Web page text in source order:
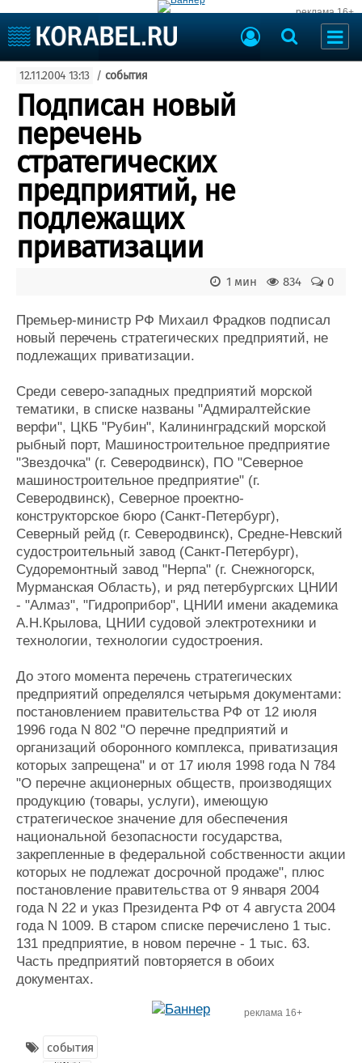
реклама 16+
Судоходство
Судоремонт
События
Пресс-релизы
Порты
Рыболовство
ВМФ
Образование
Яхты и катера
Еще
Судостроение
Пульс
Репутация
Работа
Крюинг
Реклама
Торговая площадка
Доска объявлений
Продажа флота
Изделия
Материалы
Услуги
Конференции
Выставки и семинары
Личности
Словарь
Флот
Галерея флота
Форум
Отзывы
Все службы
12.11.2004 13:13 / события
Подписан новый
перечень
стратегических
предприятий, не
подлежащих
приватизации
0
834
1 мин
Премьер-министр РФ Михаил Фрадков подписал
новый перечень стратегических предприятий, не
подлежащих приватизации.
Среди северо-западных предприятий морской
тематики, в списке названы "Адмиралтейские
верфи", ЦКБ "Рубин", Калининградский морской
рыбный порт, Машиностроительное предприятие
"Звездочка" (г. Северодвинск), ПО "Северное
машиностроительное предприятие" (г.
Северодвинск), Северное проектно-
конструкторское бюро (Санкт-Петербург),
Северный рейд (г. Северодвинск), Средне-Невский
судостроительный завод (Санкт-Петербург),
Судоремонтный завод "Нерпа" (г. Снежногорск,
Мурманская Область), и ряд петербургских ЦНИИ
- "Алмаз", "Гидроприбор", ЦНИИ имени академика
А.Н.Крылова, ЦНИИ судовой электротехники и
технологии, технологии судостроения.
До этого момента перечень стратегических
предприятий определялся четырьмя документами:
постановлением правительства РФ от 12 июля
1996 года N 802 "О перечне предприятий и
организаций оборонного комплекса, приватизация
которых запрещена" и от 17 июля 1998 года N 784
"О перечне акционерных обществ, производящих
продукцию (товары, услуги), имеющую
стратегическое значение для обеспечения
национальной безопасности государства,
закрепленные в федеральной собственности акции
которых не подлежат досрочной продаже", плюс
постановление правительства от 9 января 2004
года N 22 и указ Президента РФ от 4 августа 2004
года N 1009. В старом списке перечислено 1 тыс.
131 предприятие, в новом перечне - 1 тыс. 63.
Часть предприятий повторяется в обоих
документах.
реклама 16+
события